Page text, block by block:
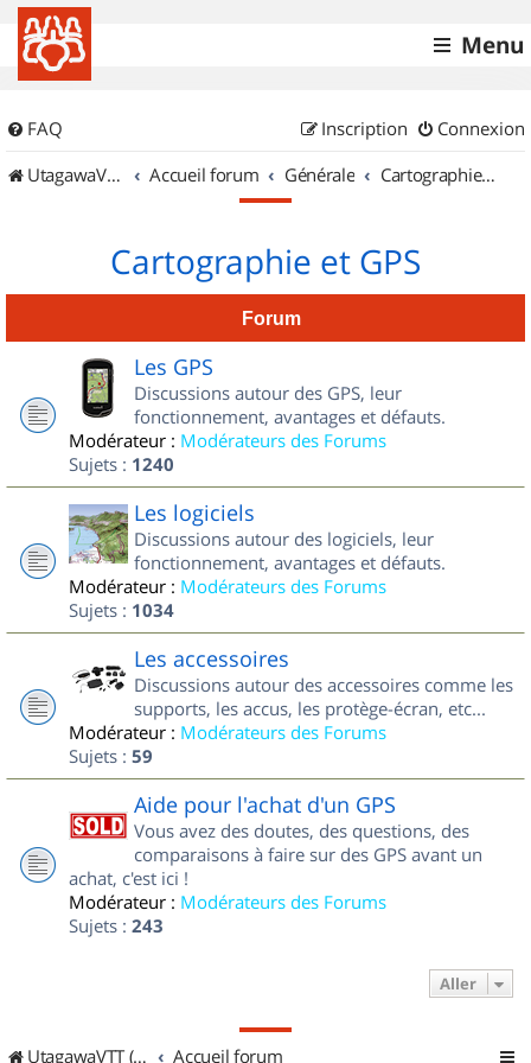
Menu
FAQ Connexion
Inscription
UtagawaVTT (Randos VTT et VTTAE avec traces GPS)
Accueil forum Générale Cartographie et GPS
Cartographie et GPS
Forum
Les GPS
Discussions autour des GPS, leur
fonctionnement, avantages et défauts.
Modérateur : Modérateurs des Forums
Sujets : 1240
Les logiciels
Discussions autour des logiciels, leur
fonctionnement, avantages et défauts.
Modérateur : Modérateurs des Forums
Sujets : 1034
Les accessoires
Discussions autour des accessoires comme les
supports, les accus, les protège-écran, etc...
Modérateur : Modérateurs des Forums
Sujets : 59
Aide pour l'achat d'un GPS
Vous avez des doutes, des questions, des
comparaisons à faire sur des GPS avant un
achat, c'est ici !
Modérateur : Modérateurs des Forums
Sujets : 243
Aller
UtagawaVTT (Randos VTT et VTTAE avec traces GPS) Accueil forum